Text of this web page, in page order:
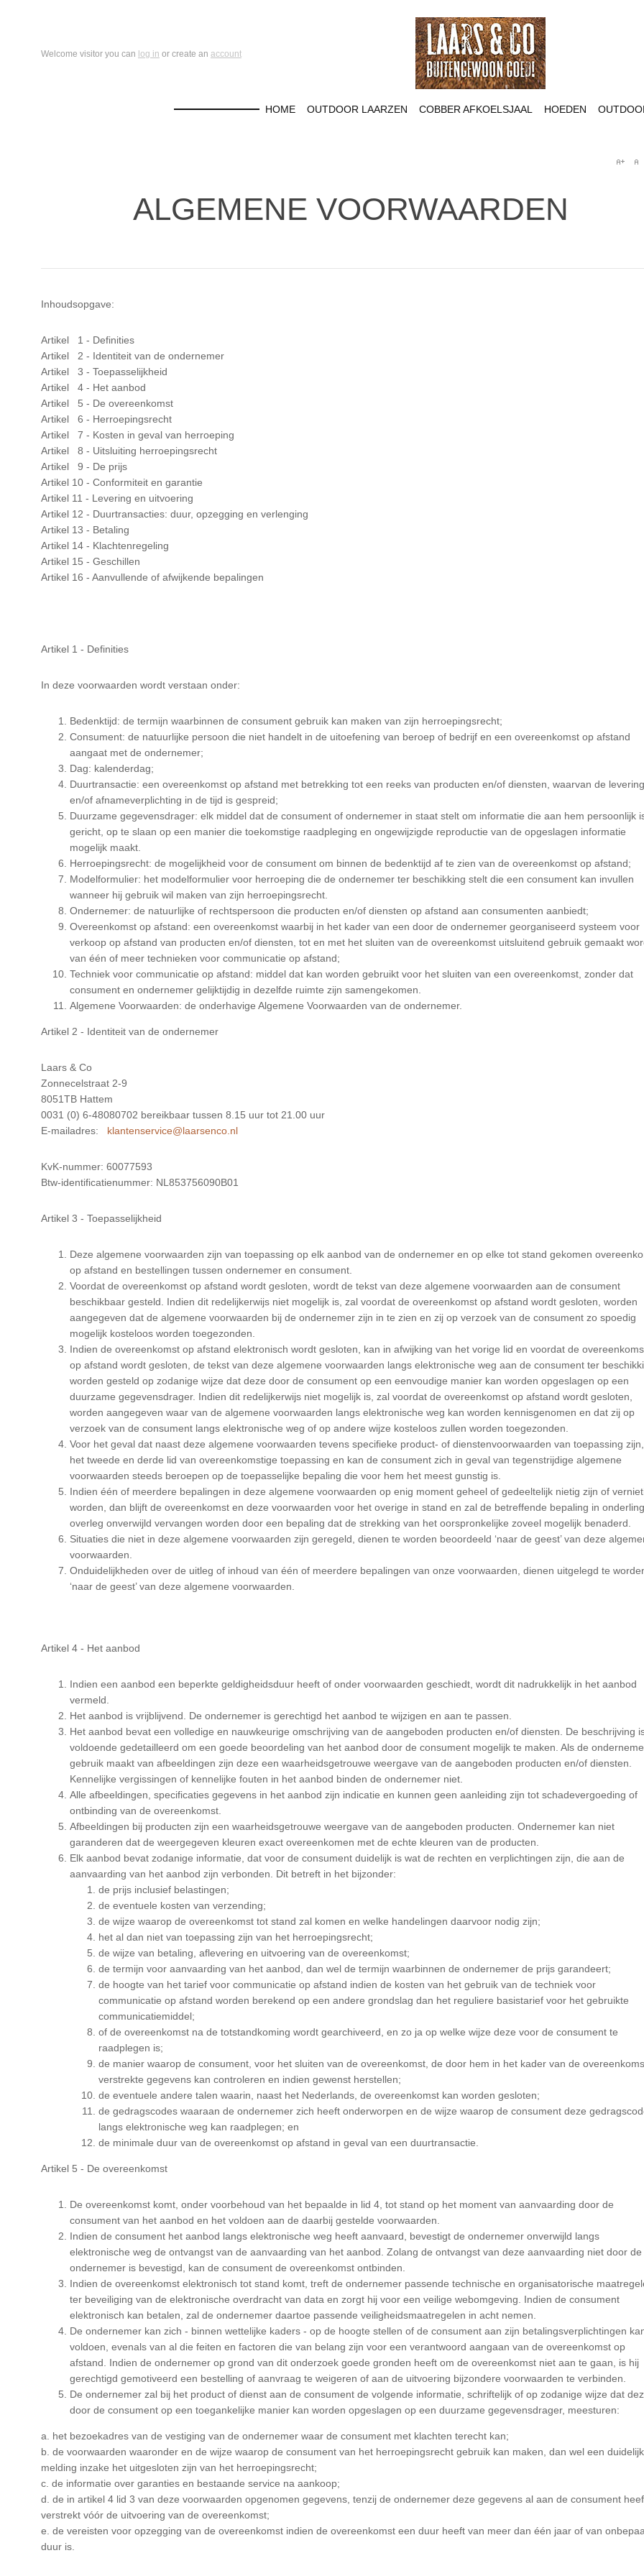
Welcome visitor you can log in or create an account
HOME OUTDOOR LAARZEN COBBER AFKOELSJAAL HOEDEN
ALGEMENE VOORWAARDEN
Inhoudsopgave:
Artikel 1 - Definities
Artikel 2 - Identiteit van de ondernemer
Artikel 3 - Toepasselijkheid
Artikel 4 - Het aanbod
Artikel 5 - De overeenkomst
Artikel 6 - Herroepingsrecht
Artikel 7 - Kosten in geval van herroeping
Artikel 8 - Uitsluiting herroepingsrecht
Artikel 9 - De prijs
Artikel 10 - Conformiteit en garantie
Artikel 11 - Levering en uitvoering
Artikel 12 - Duurtransacties: duur, opzegging en verlenging
Artikel 13 - Betaling
Artikel 14 - Klachtenregeling
Artikel 15 - Geschillen
Artikel 16 - Aanvullende of afwijkende bepalingen
Artikel 1 - Definities
In deze voorwaarden wordt verstaan onder:
Bedenktijd: de termijn waarbinnen de consument gebruik kan maken van zijn herroepingsrecht;
Consument: de natuurlijke persoon die niet handelt in de uitoefening van beroep of bedrijf en een overeenkomst op afstand
aangaat met de ondernemer;
Dag: kalenderdag;
Duurtransactie: een overeenkomst op afstand met betrekking tot een reeks van producten en/of diensten, waarvan de
en/of afnameverplichting in de tijd is gespreid;
Duurzame gegevensdrager: elk middel dat de consument of ondernemer in staat stelt om informatie die aan hem persoonlijk
gericht, op te slaan op een manier die toekomstige raadpleging en ongewijzigde reproductie van de opgeslagen informatie
mogelijk maakt.
Herroepingsrecht: de mogelijkheid voor de consument om binnen de bedenktijd af te zien van de overeenkomst op afstand;
Modelformulier: het modelformulier voor herroeping die de ondernemer ter beschikking stelt die een consument kan invullen
wanneer hij gebruik wil maken van zijn herroepingsrecht.
Ondernemer: de natuurlijke of rechtspersoon die producten en/of diensten op afstand aan consumenten aanbiedt;
Overeenkomst op afstand: een overeenkomst waarbij in het kader van een door de ondernemer georganiseerd systeem voor
verkoop op afstand van producten en/of diensten, tot en met het sluiten van de overeenkomst uitsluitend gebruik gemaakt
van één of meer technieken voor communicatie op afstand;
Techniek voor communicatie op afstand: middel dat kan worden gebruikt voor het sluiten van een overeenkomst, zonder dat
consument en ondernemer gelijktijdig in dezelfde ruimte zijn samengekomen.
Algemene Voorwaarden: de onderhavige Algemene Voorwaarden van de ondernemer.
Artikel 2 - Identiteit van de ondernemer
Laars & Co
Zonnecelstraat 2-9
8051TB Hattem
0031 (0) 6-48080702 bereikbaar tussen 8.15 uur tot 21.00 uur
E-mailadres:
KvK-nummer: 60077593
Btw-identificatienummer: NL853756090B01
Artikel 3 - Toepasselijkheid
Deze algemene voorwaarden zijn van toepassing op elk aanbod van de ondernemer en op elke tot stand gekomen
op afstand en bestellingen tussen ondernemer en consument.
Voordat de overeenkomst op afstand wordt gesloten, wordt de tekst van deze algemene voorwaarden aan de consument
beschikbaar gesteld. Indien dit redelijkerwijs niet mogelijk is, zal voordat de overeenkomst op afstand wordt gesloten, worden
aangegeven dat de algemene voorwaarden bij de ondernemer zijn in te zien en zij op verzoek van de consument zo spoedig
mogelijk kosteloos worden toegezonden.
Indien de overeenkomst op afstand elektronisch wordt gesloten, kan in afwijking van het vorige lid en voordat de
op afstand wordt gesloten, de tekst van deze algemene voorwaarden langs elektronische weg aan de consument ter
worden gesteld op zodanige wijze dat deze door de consument op een eenvoudige manier kan worden opgeslagen op een
duurzame gegevensdrager. Indien dit redelijkerwijs niet mogelijk is, zal voordat de overeenkomst op afstand wordt gesloten,
worden aangegeven waar van de algemene voorwaarden langs elektronische weg kan worden kennisgenomen en dat zij op
verzoek van de consument langs elektronische weg of op andere wijze kosteloos zullen worden toegezonden.
Voor het geval dat naast deze algemene voorwaarden tevens specifieke product- of dienstenvoorwaarden van toepassing
het tweede en derde lid van overeenkomstige toepassing en kan de consument zich in geval van tegenstrijdige algemene
voorwaarden steeds beroepen op de toepasselijke bepaling die voor hem het meest gunstig is.
Indien één of meerdere bepalingen in deze algemene voorwaarden op enig moment geheel of gedeeltelijk nietig zijn of
worden, dan blijft de overeenkomst en deze voorwaarden voor het overige in stand en zal de betreffende bepaling in onderling
overleg onverwijld vervangen worden door een bepaling dat de strekking van het oorspronkelijke zoveel mogelijk benaderd.
Situaties die niet in deze algemene voorwaarden zijn geregeld, dienen te worden beoordeeld ‘naar de geest’ van deze
voorwaarden.
Onduidelijkheden over de uitleg of inhoud van één of meerdere bepalingen van onze voorwaarden, dienen uitgelegd te
‘naar de geest’ van deze algemene voorwaarden.
Artikel 4 - Het aanbod
Indien een aanbod een beperkte geldigheidsduur heeft of onder voorwaarden geschiedt, wordt dit nadrukkelijk in het aanbod
vermeld.
Het aanbod is vrijblijvend. De ondernemer is gerechtigd het aanbod te wijzigen en aan te passen.
Het aanbod bevat een volledige en nauwkeurige omschrijving van de aangeboden producten en/of diensten. De beschrijving
voldoende gedetailleerd om een goede beoordeling van het aanbod door de consument mogelijk te maken. Als de
gebruik maakt van afbeeldingen zijn deze een waarheidsgetrouwe weergave van de aangeboden producten en/of diensten.
Kennelijke vergissingen of kennelijke fouten in het aanbod binden de ondernemer niet.
Alle afbeeldingen, specificaties gegevens in het aanbod zijn indicatie en kunnen geen aanleiding zijn tot schadevergoeding of
ontbinding van de overeenkomst.
Afbeeldingen bij producten zijn een waarheidsgetrouwe weergave van de aangeboden producten. Ondernemer kan niet
garanderen dat de weergegeven kleuren exact overeenkomen met de echte kleuren van de producten.
Elk aanbod bevat zodanige informatie, dat voor de consument duidelijk is wat de rechten en verplichtingen zijn, die aan de
aanvaarding van het aanbod zijn verbonden. Dit betreft in het bijzonder:
de prijs inclusief belastingen;
de eventuele kosten van verzending;
de wijze waarop de overeenkomst tot stand zal komen en welke handelingen daarvoor nodig zijn;
het al dan niet van toepassing zijn van het herroepingsrecht;
de wijze van betaling, aflevering en uitvoering van de overeenkomst;
de termijn voor aanvaarding van het aanbod, dan wel de termijn waarbinnen de ondernemer de prijs garandeert;
de hoogte van het tarief voor communicatie op afstand indien de kosten van het gebruik van de techniek voor
communicatie op afstand worden berekend op een andere grondslag dan het reguliere basistarief voor het gebruikte
communicatiemiddel;
of de overeenkomst na de totstandkoming wordt gearchiveerd, en zo ja op welke wijze deze voor de consument te
raadplegen is;
de manier waarop de consument, voor het sluiten van de overeenkomst, de door hem in het kader van de
verstrekte gegevens kan controleren en indien gewenst herstellen;
de eventuele andere talen waarin, naast het Nederlands, de overeenkomst kan worden gesloten;
de gedragscodes waaraan de ondernemer zich heeft onderworpen en de wijze waarop de consument deze
langs elektronische weg kan raadplegen; en
de minimale duur van de overeenkomst op afstand in geval van een duurtransactie.
Artikel 5 - De overeenkomst
De overeenkomst komt, onder voorbehoud van het bepaalde in lid 4, tot stand op het moment van aanvaarding door de
consument van het aanbod en het voldoen aan de daarbij gestelde voorwaarden.
Indien de consument het aanbod langs elektronische weg heeft aanvaard, bevestigt de ondernemer onverwijld langs
elektronische weg de ontvangst van de aanvaarding van het aanbod. Zolang de ontvangst van deze aanvaarding niet door de
ondernemer is bevestigd, kan de consument de overeenkomst ontbinden.
Indien de overeenkomst elektronisch tot stand komt, treft de ondernemer passende technische en organisatorische
ter beveiliging van de elektronische overdracht van data en zorgt hij voor een veilige webomgeving. Indien de consument
elektronisch kan betalen, zal de ondernemer daartoe passende veiligheidsmaatregelen in acht nemen.
De ondernemer kan zich - binnen wettelijke kaders - op de hoogte stellen of de consument aan zijn betalingsverplichtingen
voldoen, evenals van al die feiten en factoren die van belang zijn voor een verantwoord aangaan van de overeenkomst op
afstand. Indien de ondernemer op grond van dit onderzoek goede gronden heeft om de overeenkomst niet aan te gaan, is hij
gerechtigd gemotiveerd een bestelling of aanvraag te weigeren of aan de uitvoering bijzondere voorwaarden te verbinden.
De ondernemer zal bij het product of dienst aan de consument de volgende informatie, schriftelijk of op zodanige wijze dat
door de consument op een toegankelijke manier kan worden opgeslagen op een duurzame gegevensdrager, meesturen:
a. het bezoekadres van de vestiging van de ondernemer waar de consument met klachten terecht kan;
b. de voorwaarden waaronder en de wijze waarop de consument van het herroepingsrecht gebruik kan maken, dan wel een
melding inzake het uitgesloten zijn van het herroepingsrecht;
c. de informatie over garanties en bestaande service na aankoop;
d. de in artikel 4 lid 3 van deze voorwaarden opgenomen gegevens, tenzij de ondernemer deze gegevens al aan de consument
verstrekt vóór de uitvoering van de overeenkomst;
e. de vereisten voor opzegging van de overeenkomst indien de overeenkomst een duur heeft van meer dan één jaar of van
duur is.